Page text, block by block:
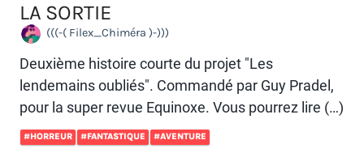
LA SORTIE
(((-( Filex_Chiméra )-)))
Deuxième histoire courte du projet "Les
lendemains oubliés". Commandé par Guy Pradel,
pour la super revue Equinoxe. Vous pourrez lire (…)
#HORREUR #FANTASTIQUE #AVENTURE